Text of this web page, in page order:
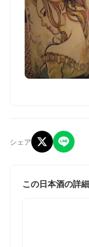
シェア
この日本酒の詳細